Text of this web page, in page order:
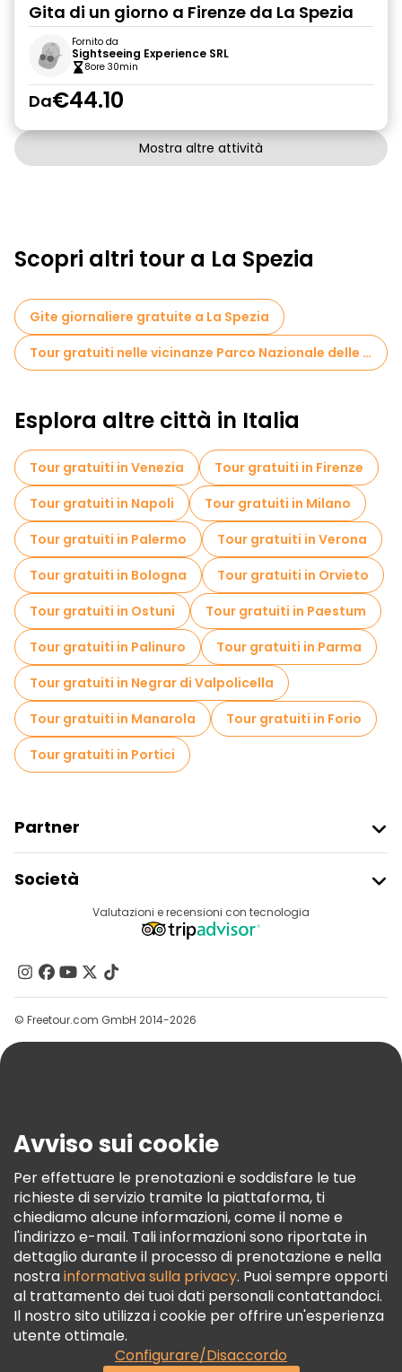
Gita di un giorno a Firenze da La Spezia
Fornito da
Sightseeing Experience SRL
8ore 30min
Da€44.10
Mostra altre attività
Scopri altri tour a La Spezia
Gite giornaliere gratuite a La Spezia
Tour gratuiti nelle vicinanze Parco Nazionale delle Cinque Terre
Esplora altre città in Italia
Tour gratuiti in Venezia
Tour gratuiti in Firenze
Tour gratuiti in Napoli
Tour gratuiti in Milano
Tour gratuiti in Palermo
Tour gratuiti in Verona
Tour gratuiti in Bologna
Tour gratuiti in Orvieto
Tour gratuiti in Ostuni
Tour gratuiti in Paestum
Tour gratuiti in Palinuro
Tour gratuiti in Parma
Tour gratuiti in Negrar di Valpolicella
Tour gratuiti in Manarola
Tour gratuiti in Forio
Tour gratuiti in Portici
Partner
Accesso Del Fornitore
Programma Di Affiliazione
Società
Destinazioni
Contattaci
Gruppi
Aiuto
Termini E Condizioni
Informativa Sui Cookie
Freetour Premi
Programma Di Fidelizzazione
Valutazioni e recensioni con tecnologia
© Freetour.com GmbH 2014-2026
Avviso sui cookie
Per effettuare le prenotazioni e soddisfare le tue
richieste di servizio tramite la piattaforma, ti
chiediamo alcune informazioni, come il nome e
l'indirizzo e-mail. Tali informazioni sono riportate in
dettaglio durante il processo di prenotazione e nella
nostrainformativa sulla privacy. Puoi sempre opporti
al trattamento dei tuoi dati personali contattandoci.
Il nostro sito utilizza i cookie per offrire un'esperienza
utente ottimale.
Configurare/Disaccordo